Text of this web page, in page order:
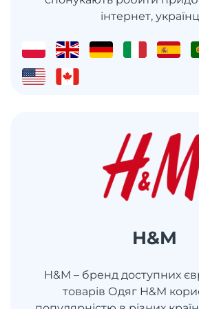
інтернет,
H&M
H&M – бренд доступних
товарів Одяг H&M